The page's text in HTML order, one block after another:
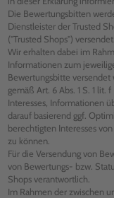
Die Bewertungsbitten
Dienstleister der Trusted
("Trusted Shops") versendet.
Wir erhalten dabei im
Informationen zum
Bewertungsbitte
gemäß Art. 6 Abs. 1 S. 1
Interesses, Informationen
darauf basierend ggf.
berechtigten Interesses
zu können.
Für die Versendung von
von Bewertungs- bzw.
Shops verantwortlich.
Im Rahmen der zwischen